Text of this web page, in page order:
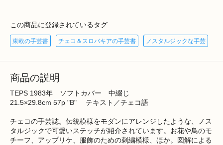
この商品に登録されているタグ
東欧の手芸書 チェコ＆スロバキアの手芸書 ノスタルジックな手芸
商品の説明
TEPS 1983年 ソフトカバー 中綴じ
21.5×29.8cm 57p "B" テキスト／チェコ語
チェコの手芸誌。伝統模様をモダンにアレンジしたような、ノス
タルジックで可愛いステッチが紹介されています。お花や鳥のモ
チーフ、アップリケ、服飾のための刺繍模様、ほか。図解による